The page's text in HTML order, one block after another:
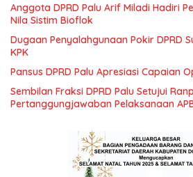
Anggota DPRD Palu Arif Miladi Hadiri
Nila Sistim Bioflok
Dugaan Penyalahgunaan Pokir DPRD
KPK
Pansus DPRD Palu Apresiasi Capaian
Sembilan Fraksi DPRD Palu Setujui
Pertanggungjawaban Pelaksanaan